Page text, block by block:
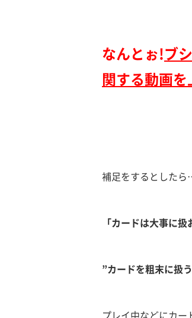
なんとぉ!ブ
関する動画
補足をするとした
「カードは大事に扱
”カードを粗末に扱
プレイ中などにカ